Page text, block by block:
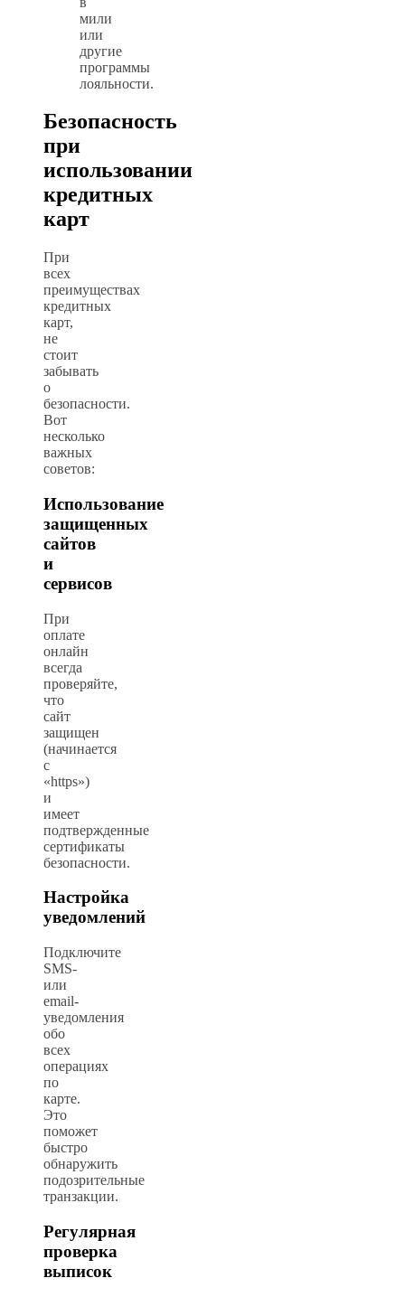
мили
или
другие
программы
лояльности.
Безопасность
при
использовании
кредитных
карт
При
всех
преимуществах
кредитных
карт,
не
стоит
забывать
о
безопасности.
Вот
несколько
важных
советов:
Использование
защищенных
сайтов
и
сервисов
При
оплате
онлайн
всегда
проверяйте,
что
сайт
защищен
(начинается
с
«https»)
и
имеет
подтвержденные
сертификаты
безопасности.
Настройка
уведомлений
Подключите
SMS-
или
email-
уведомления
обо
всех
операциях
по
карте.
Это
поможет
быстро
обнаружить
подозрительные
транзакции.
Регулярная
проверка
выписок